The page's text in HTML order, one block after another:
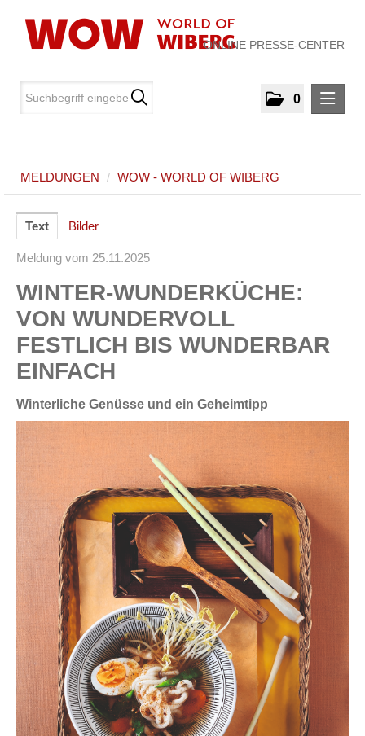
ONLINE PRESSE-CENTER
0
WOW - World of WIBERG
MEDIA
ÜBER UNS
KONTAKT
MELDUNGEN / WOW - WORLD OF WIBERG
Text Bilder
Meldung vom 25.11.2025
WINTER-WUNDERKÜCHE:
VON WUNDERVOLL
FESTLICH BIS WUNDERBAR
EINFACH
Winterliche Genüsse und ein Geheimtipp